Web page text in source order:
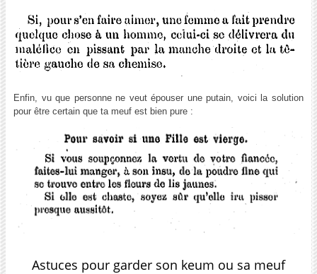
Enfin, vu que personne ne veut épouser une putain, voici la solution
pour être certain que ta meuf est bien pure :
Astuces pour garder son keum ou sa meuf